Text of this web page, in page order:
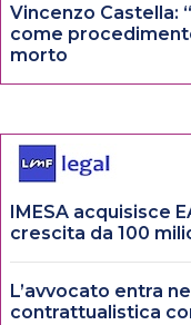
Vincenzo Castella:
come
morto
IMESA acquisisce
crescita da 100
L’avvocato entra
contrattualistica